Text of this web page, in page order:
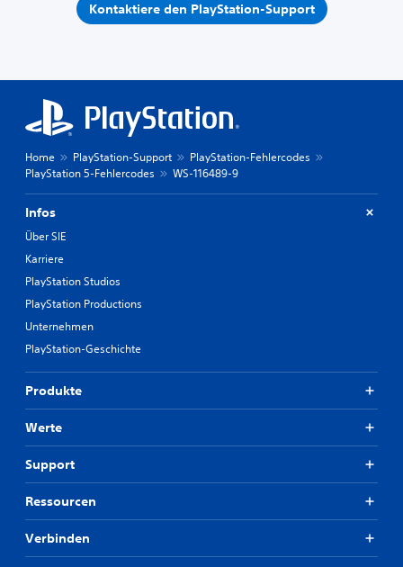
Kontaktiere den PlayStation-Support
Home PlayStation-Support
PlayStation-Fehlercodes
PlayStation 5-Fehlercodes
WS-116489-9
Infos
Über SIE
Karriere
PlayStation Studios
PlayStation Productions
Unternehmen
PlayStation-Geschichte
Produkte
Werte
Support
Ressourcen
Verbinden